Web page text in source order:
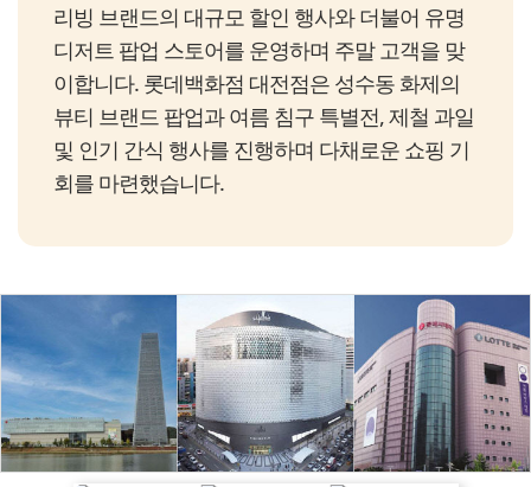
리빙 브랜드의 대규모 할인 행사와 더불어 유명
디저트 팝업 스토어를 운영하며 주말 고객을 맞
이합니다. 롯데백화점 대전점은 성수동 화제의
뷰티 브랜드 팝업과 여름 침구 특별전, 제철 과일
및 인기 간식 행사를 진행하며 다채로운 쇼핑 기
회를 마련했습니다.